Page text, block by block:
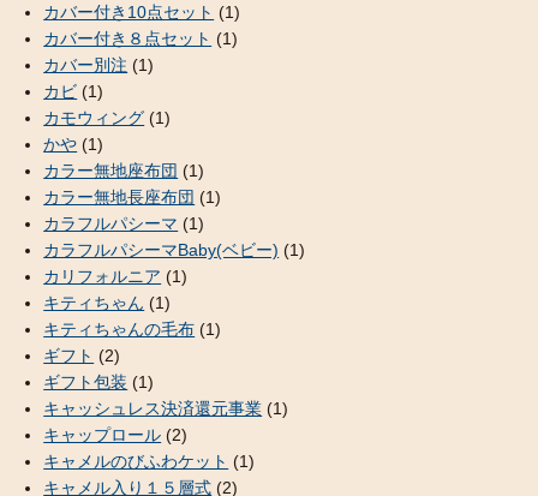
カバー付き10点セット (1)
カバー付き８点セット (1)
カバー別注 (1)
カビ (1)
カモウィング (1)
かや (1)
カラー無地座布団 (1)
カラー無地長座布団 (1)
カラフルパシーマ (1)
カラフルパシーマBaby(ベビー) (1)
カリフォルニア (1)
キティちゃん (1)
キティちゃんの毛布 (1)
ギフト (2)
ギフト包装 (1)
キャッシュレス決済還元事業 (1)
キャップロール (2)
キャメルのびふわケット (1)
キャメル入り１５層式 (2)